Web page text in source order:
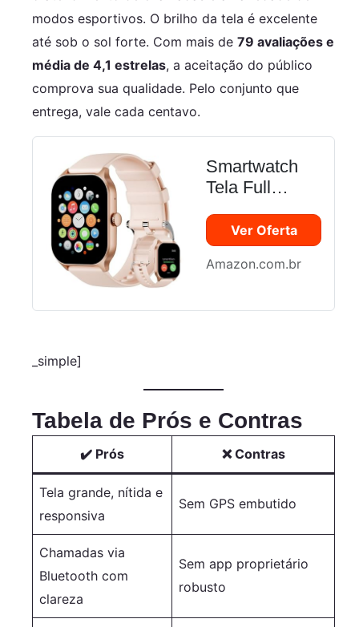
modos esportivos. O brilho da tela é excelente
até sob o sol forte. Com mais de 79 avaliações e
média de 4,1 estrelas, a aceitação do público
comprova sua qualidade. Pelo conjunto que
entrega, vale cada centavo.
Smartwatch
Tela Full
Resistente à
Água IP68,
Compatível
Android, 120+
Voz, Faz e
Recebe
Ligações,...
Ver Oferta
Amazon.com.br
_simple]
Tabela de Prós e Contras
✔️ Prós ❌Contras
Tela grande, nítida e
responsiva
Sem GPS embutido
Chamadas via
Bluetooth com
clareza
Sem app proprietário
robusto